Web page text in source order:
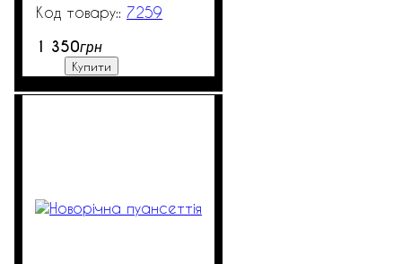
7259
1 350грн
Купити